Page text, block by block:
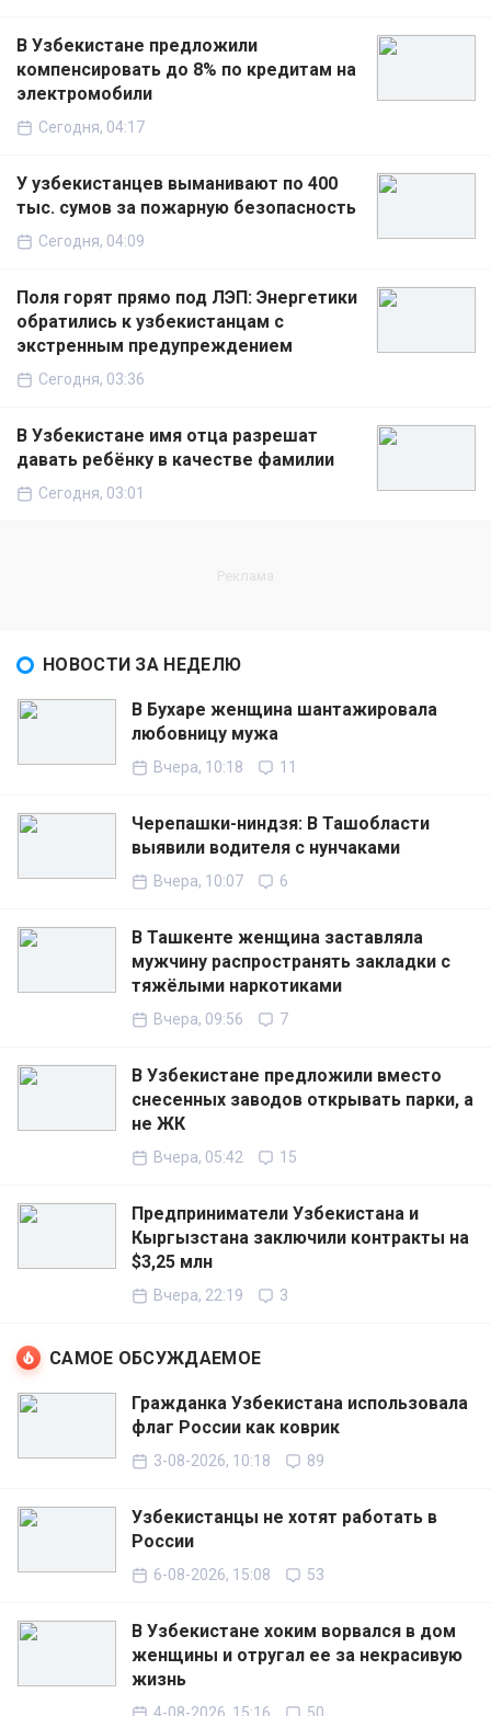
В Узбекистане предложили
компенсировать до 8% по кредитам на
электромобили
Сегодня, 04:17
У узбекистанцев выманивают по 400
тыс. сумов за пожарную безопасность
Сегодня, 04:09
Поля горят прямо под ЛЭП: Энергетики
обратились к узбекистанцам с
экстренным предупреждением
Сегодня, 03:36
В Узбекистане имя отца разрешат
давать ребёнку в качестве фамилии
Сегодня, 03:01
НОВОСТИ ЗА НЕДЕЛЮ
В Бухаре женщина шантажировала
любовницу мужа
Вчера, 10:18 11
Черепашки-ниндзя: В Ташобласти
выявили водителя с нунчаками
Вчера, 10:07 6
В Ташкенте женщина заставляла
мужчину распространять закладки с
тяжёлыми наркотиками
Вчера, 09:56 7
В Узбекистане предложили вместо
снесенных заводов открывать парки, а
не ЖК
Вчера, 05:42 15
Предприниматели Узбекистана и
Кыргызстана заключили контракты на
$3,25 млн
Вчера, 22:19 3
САМОЕ ОБСУЖДАЕМОЕ
Гражданка Узбекистана использовала
флаг России как коврик
3-08-2026, 10:18 89
Узбекистанцы не хотят работать в
России
6-08-2026, 15:08 53
В Узбекистане хоким ворвался в дом
женщины и отругал ее за некрасивую
жизнь